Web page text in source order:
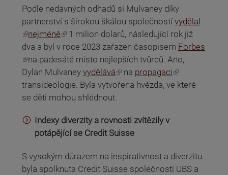
Podle nedávných odhadů si Mulvaney díky
partnerství s širokou škálou společností vydělal
(odkaz je externí)
nejméně
(odkaz je externí) 1 milion dolarů, následující rok již
dva a byl v roce 2023 zařazen časopisem Forbes
(odkaz je externí)
na padesáté místo nejlepších tvůrců. Ano,
Dylan Mulvaney vydělává
(odkaz je externí) na propagaci
(odkaz je externí)
transideologie. Byla vytvořena hvězda, ve které
se děti mohou shlédnout.
Indexy diverzity a rovnosti zvítězily v
potápějící se Credit Suisse
S vysokým důrazem na inspirativnost a diverzitu
byla spolknuta Credit Suisse společností UBS a